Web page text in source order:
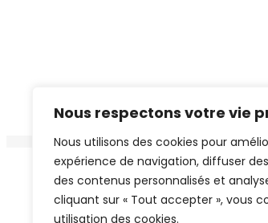
Nous respectons votre vie
Nous utilisons des cookies pour
expérience de navigation, diffuser
des contenus personnalisés et
cliquant sur « Tout accepter », vous
utilisation des cookies.